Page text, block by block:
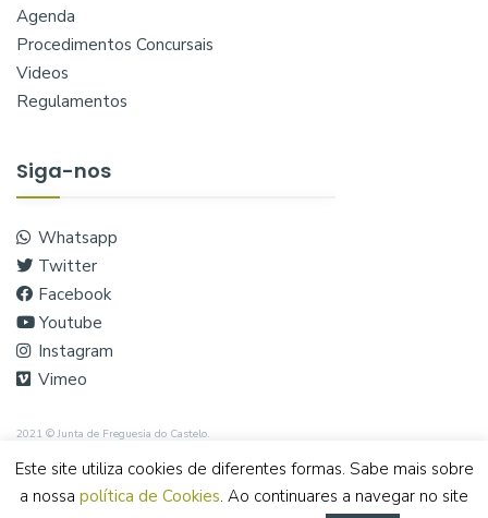
Agenda
Procedimentos Concursais
Videos
Regulamentos
Siga-nos
Whatsapp
Twitter
Facebook
Youtube
Instagram
Vimeo
2021 © Junta de Freguesia do Castelo.
Este site utiliza cookies de diferentes formas. Sabe mais sobre
a nossa política de Cookies. Ao continuares a navegar no site